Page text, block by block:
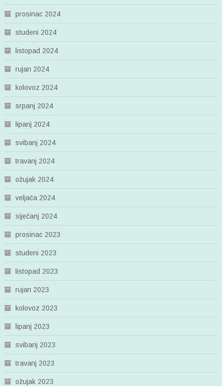
prosinac 2024
studeni 2024
listopad 2024
rujan 2024
kolovoz 2024
srpanj 2024
lipanj 2024
svibanj 2024
travanj 2024
ožujak 2024
veljača 2024
siječanj 2024
prosinac 2023
studeni 2023
listopad 2023
rujan 2023
kolovoz 2023
lipanj 2023
svibanj 2023
travanj 2023
ožujak 2023